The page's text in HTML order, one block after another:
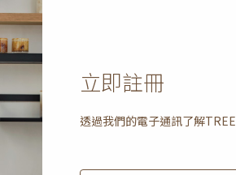
立即註冊
透過我們的電子通訊了解TREE